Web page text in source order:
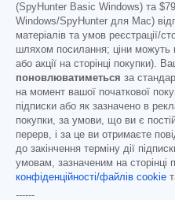
(SpyHunter Basic Windows) та
Windows/SpyHunter для Mac)
матеріалів та умов реєстрації/
шляхом посилання; ціни можуть
або акції на сторінці покупки).
поновлюватиметься за
на момент вашої початкової
підписки або як зазначено в
покупки, за умови, що ви є
перерв, і за це ви отримаєте
до закінчення терміну дії
умовам, зазначеним на сторінці
конфіденційності/файлів cookie
------